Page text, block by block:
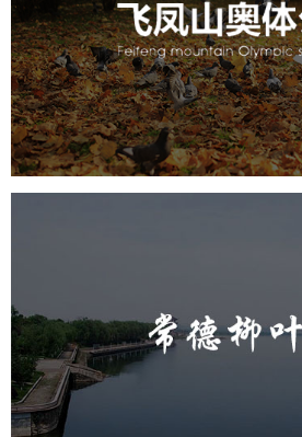
旅游休闲 公园 AI人工
智慧体育公园
智能步道 智能
智能体测
旅游休闲